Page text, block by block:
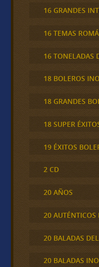
16 GRANDES
16 TEMAS
16 TONELADAS
18 BOLEROS
18 GRANDES
18 SUPER
19 ÉXITOS
2 CD
20 AÑOS
20 AUTÉNTICOS
20 BALADAS
20 BALADAS